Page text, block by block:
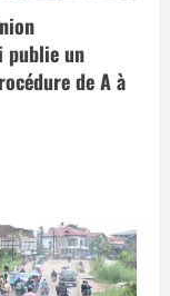
publie un
de A à